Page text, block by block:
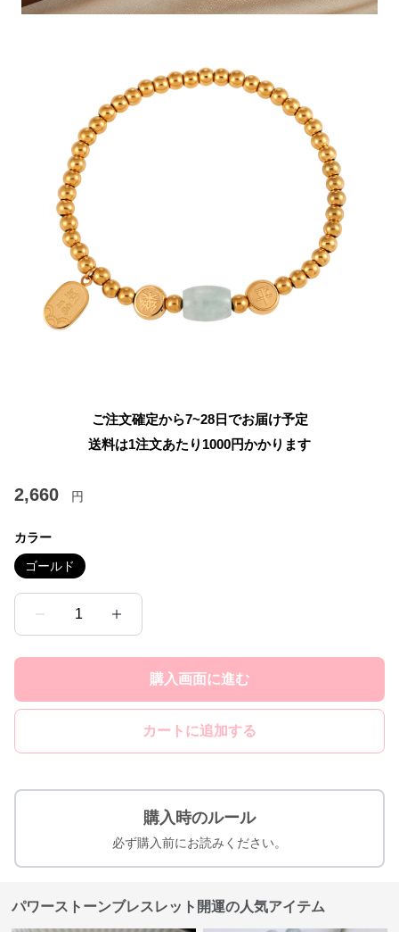
ご注文確定から7~28日でお届け予定
送料は1注文あたり 1000円かかります
2,660 円
カラー
ゴールド
1
購入画面に進む
カートに追加する
購入時のルール
必ず購入前にお読みください。
パワーストーンブレスレット開運の人気アイテム